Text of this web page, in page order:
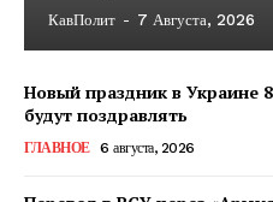
КавПолит - 7 Августа, 2026
Новый праздник в Украине 8
будут поздравлять
ГЛАВНОЕ 6 августа, 2026